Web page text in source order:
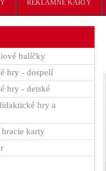
REKLAMNÉ KARTY
balíčky
hry - dospelí
hry - detské
hry a
hracie karty